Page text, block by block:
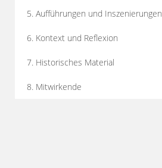
5. Aufführungen und Inszenierungen
6. Kontext und Reflexion
7. Historisches Material
8. Mitwirkende